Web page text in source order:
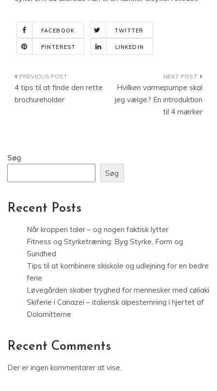
FACEBOOK TWITTER
PINTEREST LINKEDIN
Indlægsnavigation
4 tips til at finde den rette
brochureholder
Hvilken varmepumpe skal
jeg vælge? En introduktion
til 4 mærker
Søg
Søg
Recent Posts
Når kroppen taler – og nogen faktisk lytter
Fitness og Styrketræning: Byg Styrke, Form og
Sundhed
Tips til at kombinere skiskole og udlejning for en bedre
ferie
Løvegården skaber tryghed for mennesker med cøliaki
Skiferie i Canazei – italiensk alpestemning i hjertet af
Dolomitterne
Recent Comments
Der er ingen kommentarer at vise.